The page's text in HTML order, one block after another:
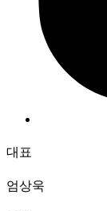
대표
엄상욱